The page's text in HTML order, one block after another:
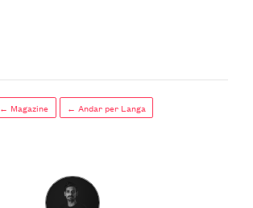
← Magazine ← Andar per Langa